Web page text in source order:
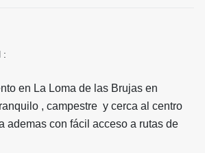
:
en La Loma de las Brujas en
, campestre y cerca al centro
ademas con fácil acceso a rutas de